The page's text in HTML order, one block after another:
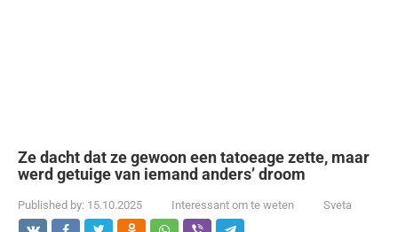
Ze dacht dat ze gewoon een tatoeage zette, maar
werd getuige van iemand anders’ droom
Published by: 15.10.2025 Interessant om te weten Sveta